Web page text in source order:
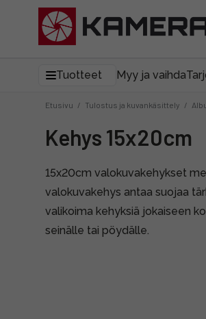
Tuotteet Myy ja vaihda
Etusivu / Tulostus ja kuvankäsittely /
Kehys 15x20cm
15x20cm valokuvakehykset
valokuvakehys antaa suojaa
valikoima kehyksiä jokaiseen
seinälle tai pöydälle.